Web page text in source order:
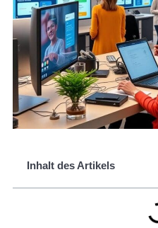
Inhalt des Artikels